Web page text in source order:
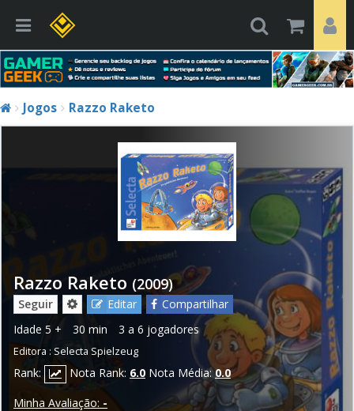
Jogos Razzo Raketo
Razzo Raketo (2009)
Seguir Editar
Compartilhar
Idade 5 + 30 min 3 a 6 jogadores
Editora : Selecta Spielzeug
Rank: Nota Rank: 6.0 Nota Média:0.0
Minha Avaliação: -